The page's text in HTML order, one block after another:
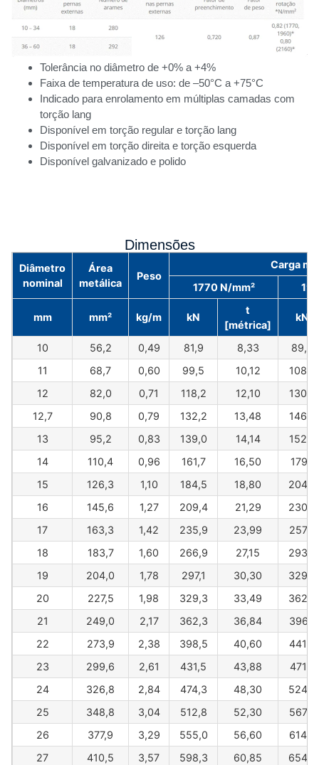
Tolerância no diâmetro de +0% a +4%
Faixa de temperatura de uso: de –50°C a +75°C
Indicado para enrolamento em múltiplas camadas com
torção lang
Disponível em torção regular e torção lang
Disponível em torção direita e torção esquerda
Disponível galvanizado e polido
Dimensões
Diâmetro
nominal
Área
metálica
Peso
Carga
1770 N/mm²
mm mm² kg/m kN
t
[métrica]
kN
10 56,2 0,49 81,9 8,33
89,6
11
68,7 0,60 99,5 10,12
108,8
12
82,0 0,71 118,2 12,10
130,8
12,7
90,8 0,79 132,2 13,48
146,4
13
95,2 0,83 139,0 14,14
152,7
14
110,4 0,96 161,7 16,50
179,1
15
126,3 1,10 184,5 18,80
204,0
16
145,6 1,27 209,4 21,29
230,6
17
163,3 1,42 235,9 23,99
257,9
18
183,7 1,60 266,9 27,15
293,9
19
204,0 1,78 297,1 30,30
329,0
20
227,5 1,98 329,3 33,49
362,2
21
249,0 2,17 362,3 36,84
396,1
22
273,9 2,38 398,5 40,60
441,4
23
299,6 2,61 431,5 43,88
471,8
24
326,8 2,84 474,3 48,30
524,3
25
348,8 3,04 512,8 52,30
567,9
26
377,9 3,29 555,0 56,60
614,9
27
410,5 3,57 598,3 60,85
654,2